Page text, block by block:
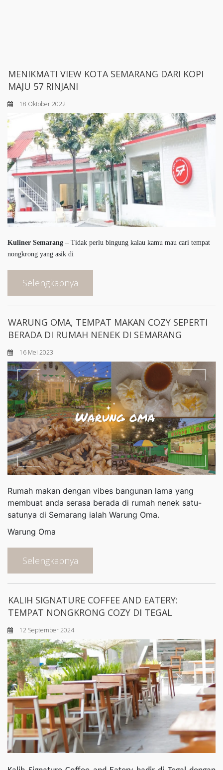
MENIKMATI VIEW KOTA SEMARANG DARI KOPI
MAJU 57 RINJANI
18 Oktober 2022
Kuliner Semarang – Tidak perlu bingung kalau kamu mau cari tempat
nongkrong yang asik di
Selengkapnya
WARUNG OMA, TEMPAT MAKAN COZY SEPERTI
BERADA DI RUMAH NENEK DI SEMARANG
16 Mei 2023
Rumah makan dengan vibes bangunan lama yang
membuat anda serasa berada di rumah nenek satu-
satunya di Semarang ialah Warung Oma.
Warung Oma
Selengkapnya
KALIH SIGNATURE COFFEE AND EATERY:
TEMPAT NONGKRONG COZY DI TEGAL
12 September 2024